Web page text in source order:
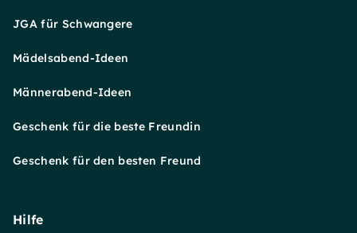
JGA für Schwangere
Mädelsabend-Ideen
Männerabend-Ideen
Geschenk für die beste Freundin
Geschenk für den besten Freund
Hilfe